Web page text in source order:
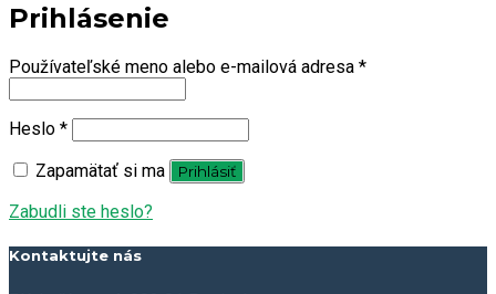
Prihlásenie
Používateľské meno alebo e-mailová adresa *Povinné
Heslo *Povinné
Zapamätať si ma Prihlásiť
Zabudli ste heslo?
Kontaktujte nás